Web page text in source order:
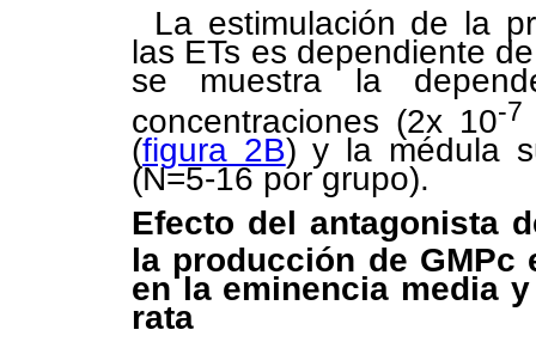
La estimulación de la
las ETs es dependiente
se muestra la
concentraciones (2x 10-7
(figura 2B) y la médula
(N=5-16 por grupo).
Efecto del antagonista
la producción de
en la eminencia media
rata